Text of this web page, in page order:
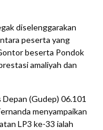
diselenggarakan
peserta yang
beserta Pondok
amaliyah dan
(Gudep) 06.101
menyampaikan
LP3 ke-33 ialah